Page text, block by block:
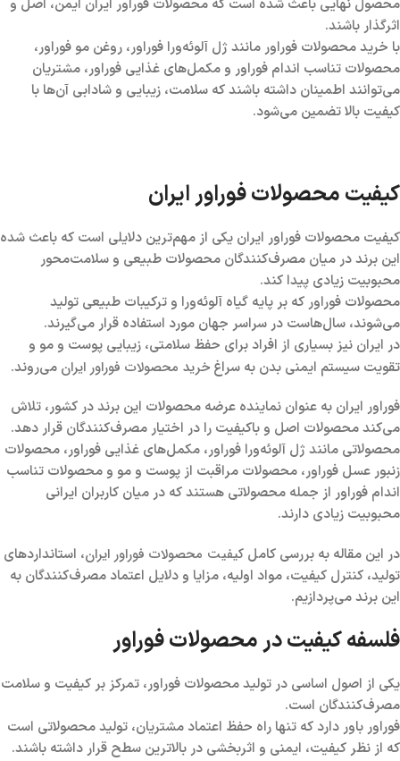
محصول نهایی باعث شده است که محصولات فوراور ایران ایمن، اصل و
اثرگذار باشند.
با خرید محصولات فوراور مانند ژل آلوئه‌ورا فوراور، روغن مو فوراور،
محصولات تناسب اندام فوراور و مکمل‌های غذایی فوراور، مشتریان
می‌توانند اطمینان داشته باشند که سلامت، زیبایی و شادابی آن‌ها با
کیفیت بالا تضمین می‌شود.
کیفیت محصولات فوراور ایران
کیفیت محصولات فوراور ایران یکی از مهم‌ترین دلایلی است که باعث شده
این برند در میان مصرف‌کنندگان محصولات طبیعی و سلامت‌محور
محبوبیت زیادی پیدا کند.
محصولات فوراور که بر پایه گیاه آلوئه‌ورا و ترکیبات طبیعی تولید
می‌شوند، سال‌هاست در سراسر جهان مورد استفاده قرار می‌گیرند.
در ایران نیز بسیاری از افراد برای حفظ سلامتی، زیبایی پوست و مو و
تقویت سیستم ایمنی بدن به سراغخرید محصولات فوراور ایران می‌روند.
فوراور ایران به عنوان نماینده عرضه محصولات این برند در کشور، تلاش
می‌کند محصولات اصل و باکیفیت را در اختیار مصرف‌کنندگان قرار دهد.
محصولاتی مانند ژل آلوئه‌ورا فوراور، مکمل‌های غذایی فوراور، محصولات
زنبور عسل فوراور، محصولات مراقبت از پوست و مو و محصولات تناسب
اندام فوراور از جمله محصولاتی هستند که در میان کاربران ایرانی
محبوبیت زیادی دارند.
در این مقاله به بررسی کامل کیفیت محصولات فوراور ایران، استانداردهای
تولید، کنترل کیفیت، مواد اولیه، مزایا و دلایل اعتماد مصرف‌کنندگان به
این برند می‌پردازیم.
فلسفه کیفیت در محصولات فوراور
یکی از اصول اساسی در تولید محصولات فوراور، تمرکز بر کیفیت و سلامت
مصرف‌کنندگان است.
فوراور باور دارد که تنها راه حفظ اعتماد مشتریان، تولید محصولاتی است
که از نظر کیفیت، ایمنی و اثربخشی در بالاترین سطح قرار داشته باشند.